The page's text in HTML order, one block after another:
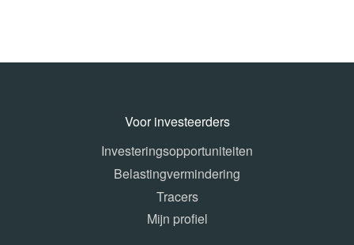
Voor investeerders
Investeringsopportuniteiten
Belastingvermindering
Tracers
Mijn profiel